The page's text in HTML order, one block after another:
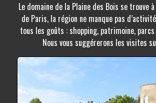
Le domaine de la Plaine des Bois se trouve
de Paris, la région ne manque pas
tous les goûts : shopping, patrimoine,
Nous vous suggérerons les visites